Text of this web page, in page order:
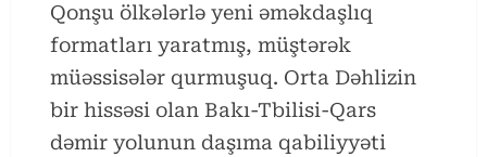
Qonşu ölkələrlə yeni əməkdaşlıq
formatları yaratmış, müştərək
müəssisələr qurmuşuq. Orta Dəhlizin
bir hissəsi olan Bakı-Tbilisi-Qars
dəmir yolunun daşıma qabiliyyəti